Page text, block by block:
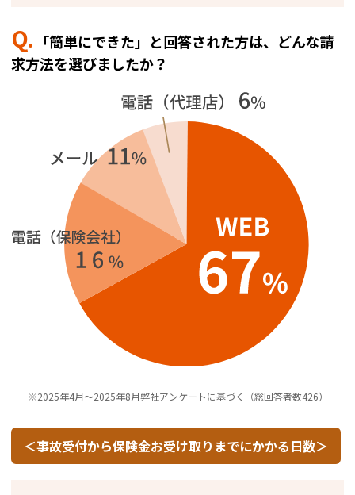
Q. 「簡単にできた」と回答された方は、どんな請
求方法を選びましたか？
※2025年4月～2025年8月弊社アンケートに基づく（総回答者数426）
＜事故受付から保険金お受け取りまでにかかる日数＞